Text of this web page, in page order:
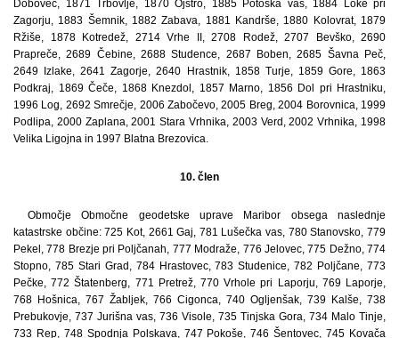
Dobovec, 1871 Trbovlje, 1870 Ojstro, 1885 Potoška vas, 1884 Loke pri
Zagorju, 1883 Šemnik, 1882 Zabava, 1881 Kandrše, 1880 Kolovrat, 1879
Ržiše, 1878 Kotredež, 2714 Vrhe II, 2708 Rodež, 2707 Bevško, 2690
Prapreče, 2689 Čebine, 2688 Studence, 2687 Boben, 2685 Šavna Peč,
2649 Izlake, 2641 Zagorje, 2640 Hrastnik, 1858 Turje, 1859 Gore, 1863
Podkraj, 1869 Čeče, 1868 Knezdol, 1857 Marno, 1856 Dol pri Hrastniku,
1996 Log, 2692 Smrečje, 2006 Zabočevo, 2005 Breg, 2004 Borovnica, 1999
Podlipa, 2000 Zaplana, 2001 Stara Vrhnika, 2003 Verd, 2002 Vrhnika, 1998
Velika Ligojna in 1997 Blatna Brezovica.
10. člen
Območje Območne geodetske uprave Maribor obsega naslednje
katastrske občine: 725 Kot, 2661 Gaj, 781 Lušečka vas, 780 Stanovsko, 779
Pekel, 778 Brezje pri Poljčanah, 777 Modraže, 776 Jelovec, 775 Dežno, 774
Stopno, 785 Stari Grad, 784 Hrastovec, 783 Studenice, 782 Poljčane, 773
Pečke, 772 Štatenberg, 771 Pretrež, 770 Vrhole pri Laporju, 769 Laporje,
768 Hošnica, 767 Žabljek, 766 Cigonca, 740 Ogljenšak, 739 Kalše, 738
Prebukovje, 737 Jurišna vas, 736 Visole, 735 Tinjska Gora, 734 Malo Tinje,
733 Rep, 748 Spodnja Polskava, 747 Pokoše, 746 Šentovec, 745 Kovača